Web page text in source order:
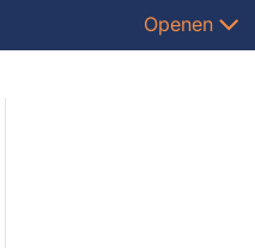
Openen